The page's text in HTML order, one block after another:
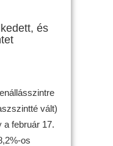
és
vált)
a február 17.
os